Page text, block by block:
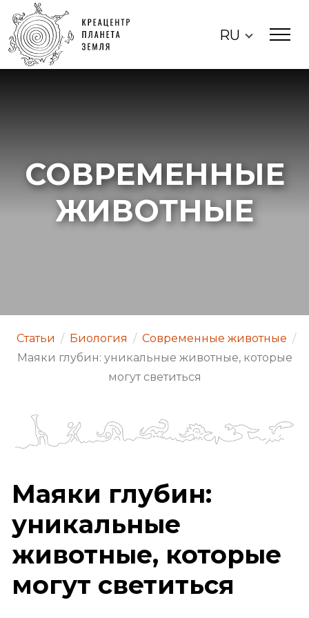
RU
СОВРЕМЕННЫЕ
ЖИВОТНЫЕ
Статьи / Биология / Современные животные /
Маяки глубин: уникальные животные, которые
могут светиться
Маяки глубин:
уникальные
животные, которые
могут светиться